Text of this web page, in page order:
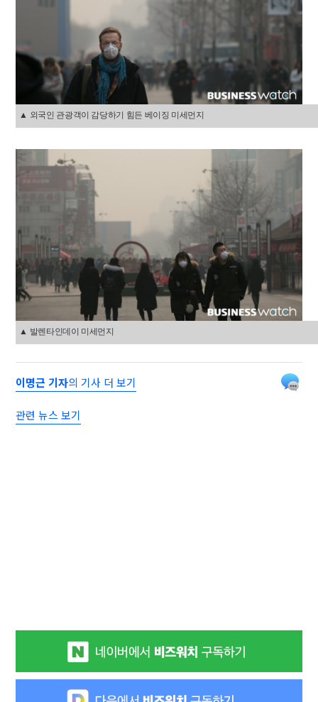
▲ 외국인 관광객이 감당하기 힘든 베이징 미세먼지
▲ 발렌타인데이 미세먼지
이명근 기자의 기사 더 보기
관련 뉴스 보기